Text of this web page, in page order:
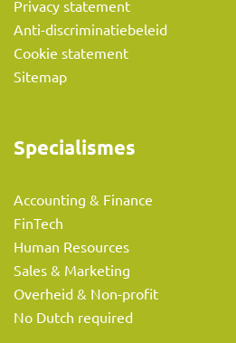
Privacy statement
Anti-discriminatiebeleid
Cookie statement
Sitemap
Specialismes
Accounting & Finance
FinTech
Human Resources
Sales & Marketing
Overheid & Non-profit
No Dutch required